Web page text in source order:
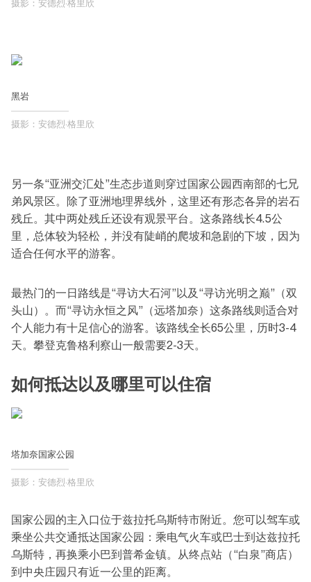
摄影：安德烈·格里欣
黑岩
摄影：安德烈·格里欣
另一条“亚洲交汇处”生态步道则穿过国家公园西南部的七兄
弟风景区。除了亚洲地理界线外，这里还有形态各异的岩石
残丘。其中两处残丘还设有观景平台。这条路线长4.5公
里，总体较为轻松，并没有陡峭的爬坡和急剧的下坡，因为
适合任何水平的游客。
最热门的一日路线是“寻访大石河”以及“寻访光明之巅”（双
头山）。而“寻访永恒之风”（远塔加奈）这条路线则适合对
个人能力有十足信心的游客。该路线全长65公里，历时3-4
天。攀登克鲁格利察山一般需要2-3天。
如何抵达以及哪里可以住宿
塔加奈国家公园
摄影：安德烈·格里欣
国家公园的主入口位于兹拉托乌斯特市附近。您可以驾车或
乘坐公共交通抵达国家公园：乘电气火车或巴士到达兹拉托
乌斯特，再换乘小巴到普希金镇。从终点站（“白泉”商店）
到中央庄园只有近一公里的距离。